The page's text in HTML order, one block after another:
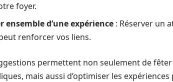
foyer.
ensemble d’une expérience : Réserver un
renforcer vos liens.
permettent non seulement de
mais aussi d’optimiser les